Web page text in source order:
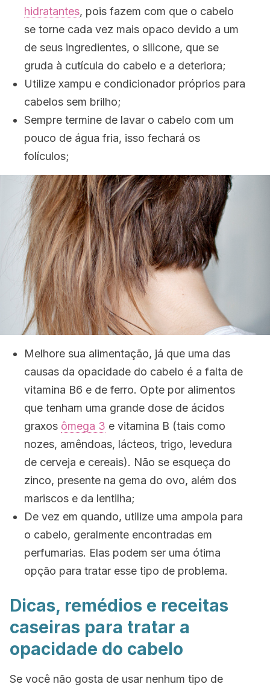
hidratantes, pois fazem com que o cabelo
se torne cada vez mais opaco devido a um
de seus ingredientes, o silicone, que se
gruda à cutícula do cabelo e a deteriora;
Utilize xampu e condicionador próprios para
cabelos sem brilho;
Sempre termine de lavar o cabelo com um
pouco de água fria, isso fechará os
folículos;
Melhore sua alimentação, já que uma das
causas da opacidade do cabelo é a falta de
vitamina B6 e de ferro. Opte por alimentos
que tenham uma grande dose de ácidos
graxos ômega 3 e vitamina B (tais como
nozes, amêndoas, lácteos, trigo, levedura
de cerveja e cereais). Não se esqueça do
zinco, presente na gema do ovo, além dos
mariscos e da lentilha;
De vez em quando, utilize uma ampola para
o cabelo, geralmente encontradas em
perfumarias. Elas podem ser uma ótima
opção para tratar esse tipo de problema.
Dicas, remédios e receitas
caseiras para tratar a
opacidade do cabelo
Se você não gosta de usar nenhum tipo de